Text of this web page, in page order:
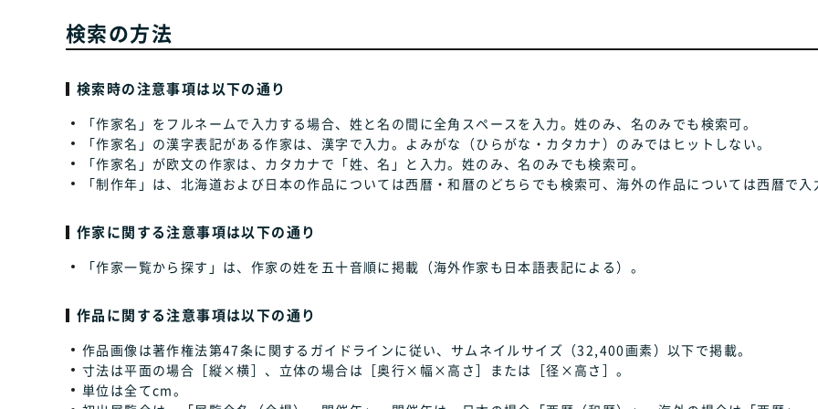
検索の方法
検索時の注意事項は以下の通り
「作家名」をフルネームで入力する場合、姓と名の間に全角スペースを入力。姓のみ、名のみでも検索可。
「作家名」の漢字表記がある作家は、漢字で入力。よみがな（ひらがな・カタカナ）のみではヒットしない。
「作家名」が欧文の作家は、カタカナで「姓、名」と入力。姓のみ、名のみでも検索可。
「制作年」は、北海道および日本の作品については西暦・和暦のどちらでも検索可、海外の作品については西暦で入
作家に関する注意事項は以下の通り
「作家一覧から探す」は、作家の姓を五十音順に掲載（海外作家も日本語表記による）。
作品に関する注意事項は以下の通り
作品画像は著作権法第47条に関するガイドラインに従い、サムネイルサイズ（32,400画素）以下で掲載。
寸法は平面の場合［縦×横］、立体の場合は［奥行×幅×高さ］または［径×高さ］。
単位は全てcm。